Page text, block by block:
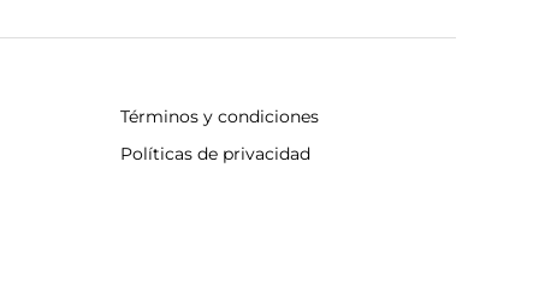
Términos y condiciones
Políticas de privacidad